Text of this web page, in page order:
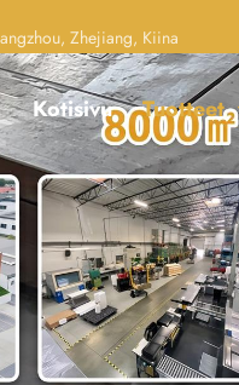
Zhejiang, Kiina
Kotisivu Tuotteet